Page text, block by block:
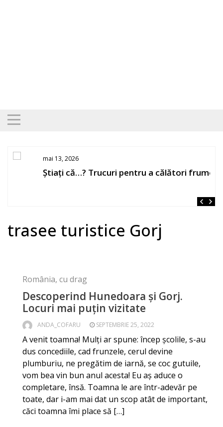
mai 13, 2026
Știați că…? Trucuri pentru a călători frumos
trasee turistice Gorj
România, cu drag
Descoperind Hunedoara și Gorj.
Locuri mai puțin vizitate
ANDA_COFARU SEPTEMBRIE 25, 2022
A venit toamna! Mulți ar spune: încep școlile, s-au
dus concediile, cad frunzele, cerul devine
plumburiu, ne pregătim de iarnă, se coc gutuile,
vom bea vin bun anul acesta! Eu aș aduce o
completare, însă. Toamna le are într-adevăr pe
toate, dar i-am mai dat un scop atât de important,
căci toamna îmi place să […]